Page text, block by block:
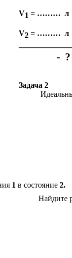
V1 = ……… л
V2 = ……… л
Задача 2
1 в состояние2.
Найдите